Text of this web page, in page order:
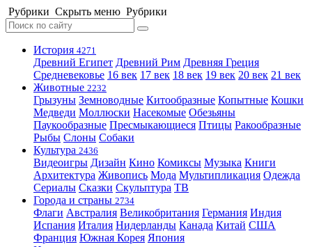
Рубрики Скрыть меню Рубрики
История 4271
Древний Египет Древний Рим Древняя Греция
Средневековье 16 век 17 век 18 век 19 век 20 век 21 век
Животные 2232
Грызуны Земноводные Китообразные Копытные Кошки
Медведи Моллюски Насекомые Обезьяны
Паукообразные Пресмыкающиеся Птицы Ракообразные
Рыбы Слоны Собаки
Культура 2436
Видеоигры Дизайн Кино Комиксы Музыка Книги
Архитектура Живопись Мода Мультипликация Одежда
Сериалы Сказки Скульптура ТВ
Города и страны 2734
Флаги Австралия Великобритания Германия Индия
Испания Италия Нидерланды Канада Китай США
Франция Южная Корея Япония